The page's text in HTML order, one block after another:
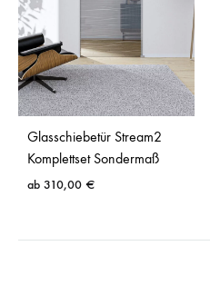
Glasschiebetür Stream2
Komplettset Sondermaß
ab 310,00 €